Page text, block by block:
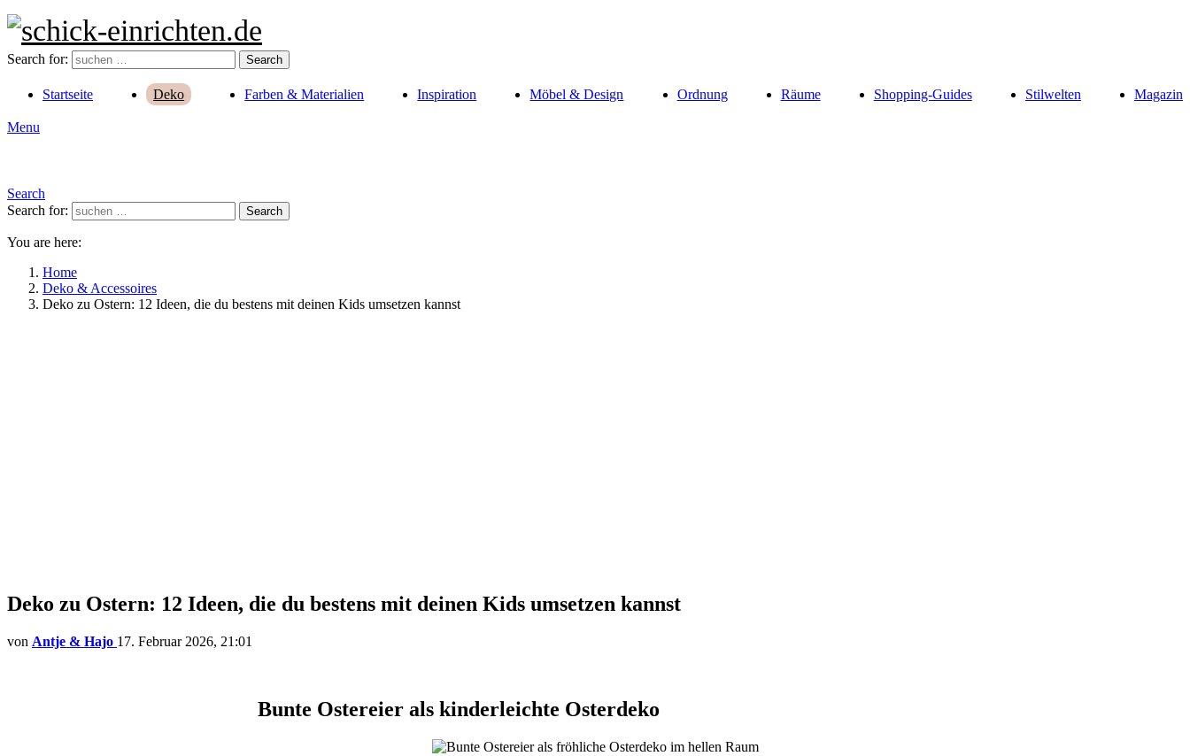
Search for: Search
Startseite Deko Farben & Materialien Inspiration Möbel & Design Ordnung Räume Shopping-Guides Stilwelten Magazin
Menu
Search
Search for:
Search
You are here:
Home
Deko & Accessoires
Deko zu Ostern: 12 Ideen, die du bestens mit deinen Kids umsetzen kannst
Deko zu Ostern: 12 Ideen, die du bestens mit deinen Kids umsetzen kannst
von Antje & Hajo 17. Februar 2026, 21:01
Bunte Ostereier als kinderleichte Osterdeko